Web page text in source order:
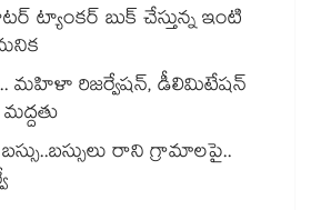
బుక్ చేస్తున్న ఇంటి
మహిళా రిజర్వేషన్, డీలిమిటేషన్
బస్సు..బస్సులు రాని గ్రామాలపై..